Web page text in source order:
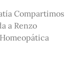
Compartimos
a Renzo